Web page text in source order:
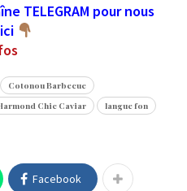
TELEGRAM pour nous
Cotonou Barbecue
Chic Caviar langue fon
Facebook